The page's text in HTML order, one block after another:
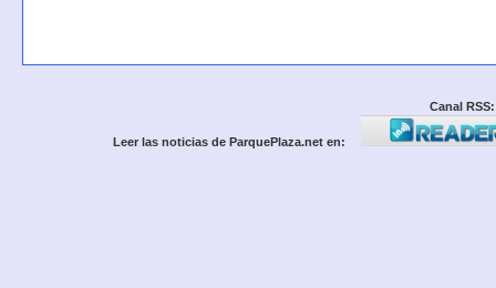
Canal RSS:
Leer las noticias de ParquePlaza.net en: